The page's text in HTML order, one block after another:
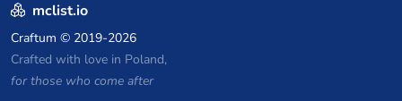
mclist.io
Craftum © 2019-2026
Crafted with love in Poland,
for those who come after